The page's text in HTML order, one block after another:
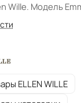
Wille. Модель
ELLEN WILLE